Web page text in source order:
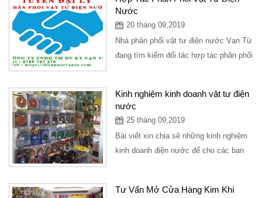
Nước
20 tháng 09,2019
Nhà phân phối vật tư điện nước Vạn Tứ
đang tìm kiếm đối tác hợp tác phân phối
Kinh nghiệm kinh doanh vật tư điện
nước
25 tháng 09,2019
Bài viết xin chia sẽ những kinh nghiệm
kinh doanh điện nước để cho các bạn
Tư Vấn Mở Cửa Hàng Kim Khí